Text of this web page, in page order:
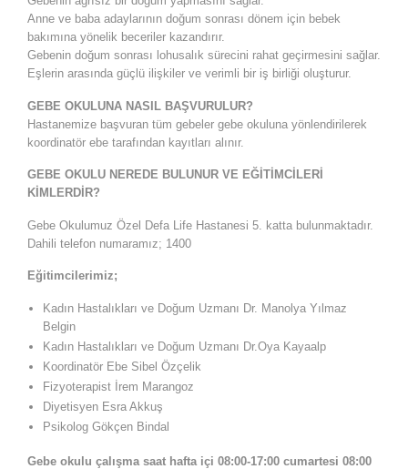
Anne ve baba adaylarının doğum sonrası dönem için bebek
bakımına yönelik beceriler kazandırır.
Gebenin doğum sonrası lohusalık sürecini rahat geçirmesini sağlar.
Eşlerin arasında güçlü ilişkiler ve verimli bir iş birliği oluşturur.
GEBE OKULUNA NASIL BAŞVURULUR?
Hastanemize başvuran tüm gebeler gebe okuluna yönlendirilerek
koordinatör ebe tarafından kayıtları alınır.
GEBE OKULU NEREDE BULUNUR VE EĞİTİMCİLERİ
KİMLERDİR?
Gebe Okulumuz Özel Defa Life Hastanesi 5. katta bulunmaktadır.
Dahili telefon numaramız; 1400
Eğitimcilerimiz;
Kadın Hastalıkları ve Doğum Uzmanı Dr. Manolya Yılmaz
Belgin
Kadın Hastalıkları ve Doğum Uzmanı Dr.Oya Kayaalp
Koordinatör Ebe Sibel Özçelik
Fizyoterapist İrem Marangoz
Diyetisyen Esra Akkuş
Psikolog Gökçen Bindal
Gebe okulu çalışma saat hafta içi 08:00-17:00 cumartesi 08:00